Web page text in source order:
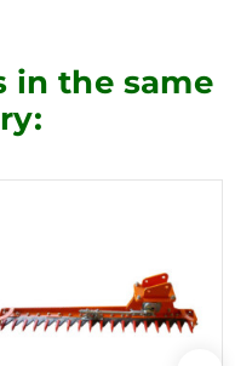
in the same